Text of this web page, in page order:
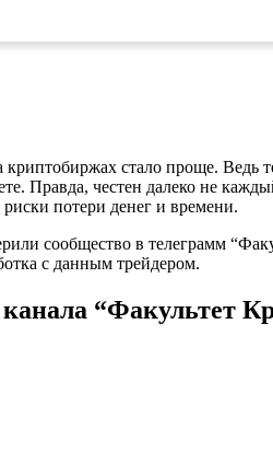
криптобиржах стало проще.
Правда, честен далеко не
потери денег и времени.
сообщество в телеграмм
с данным трейдером.
“Факультет